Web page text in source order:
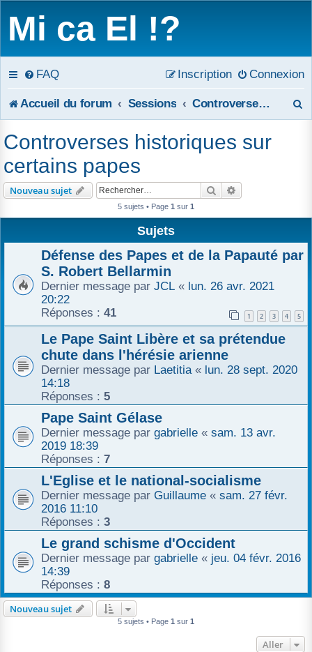
Mi ca El !?
FAQ Connexion
Inscription
Accueil du forum Sessions Controverses historiques sur certains papes
r
Controverses historiques sur
certains papes
Nouveau sujet Rechercher
5 sujets • Page 1 sur 1
Sujets
Défense des Papes et de la Papauté par
S. Robert Bellarmin
Dernier message par JCL « lun. 26 avr. 2021
20:22
Réponses : 41 1 2 3 4 5
Le Pape Saint Libère et sa prétendue
chute dans l'hérésie arienne
Dernier message par Laetitia « lun. 28 sept. 2020
14:18
Réponses : 5
Pape Saint Gélase
Dernier message par gabrielle « sam. 13 avr.
2019 18:39
Réponses : 7
L'Eglise et le national-socialisme
Dernier message par Guillaume « sam. 27 févr.
2016 11:10
Réponses : 3
Le grand schisme d'Occident
Dernier message par gabrielle « jeu. 04 févr. 2016
14:39
Réponses : 8
Nouveau sujet
5 sujets • Page 1 sur 1
Aller